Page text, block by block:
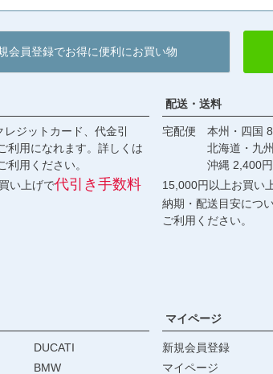
会員登録でお得に便利にお買い物
ジットカード、代金引
利用になれます。詳しくは
利用ください。
い上げで代引き手数料
配送・送料
宅配便 本州・四国
北海道・九州
沖縄 2,400円
15,000円以上お買い
納期・配送目安につい
ご利用ください。
DUCATI
BMW
マイページ
新規会員登録
マイページ